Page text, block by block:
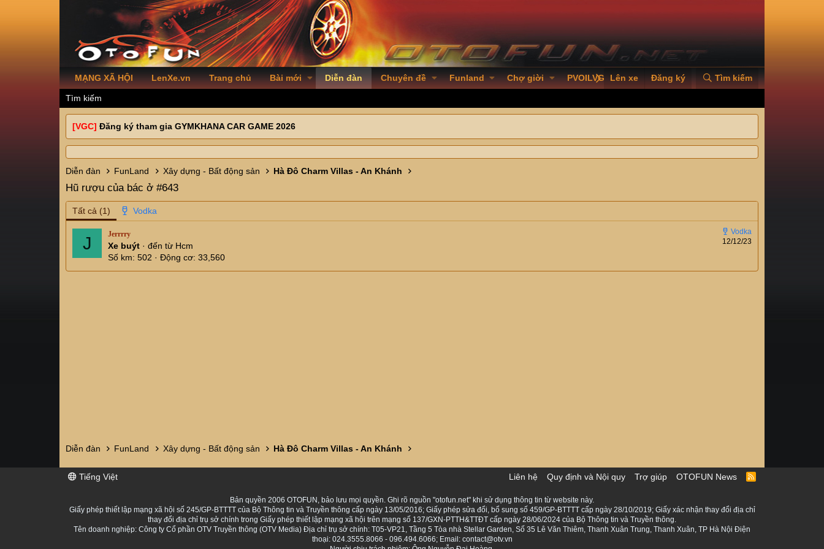
MẠNG XÃ HỘI LenXe.vn Trang chủ Bài mới Diễn đàn Chuyên đề Funland Chợ giời PVOILVGC2026
Lên xe Đăng ký Tìm kiếm
Tìm kiếm
[VGC] Đăng ký tham gia GYMKHANA CAR GAME 2026
Diễn đàn FunLand Xây dựng - Bất động sản Hà Đô Charm Villas - An Khánh
Hũ rượu của bác ở #643
Tất cả (1)
J 12/12/23
Jerrrry
Xe buýt · đến từ Hcm
Số km 502 Động cơ 33,560
Diễn đàn FunLand Xây dựng - Bất động sản Hà Đô Charm Villas - An Khánh
Tiếng Việt Liên hệ Quy định và Nội quy Trợ giúp OTOFUN News
R
Bản quyền 2006 OTOFUN, bảo lưu mọi quyền. Ghi rõ nguồn "otofun.net" khi sử dụng thông tin từ website này.
Giấy phép thiết lập mạng xã hội số 245/GP-BTTTT của Bộ Thông tin và Truyền thông cấp ngày 13/05/2016; Giấy phép sửa đổi, bổ sung số 459/GP-BTTTT cấp ngày 28/10/2019; Giấy xác nhận thay đổi địa chỉ
thay đổi địa chỉ trụ sở chính trong Giấy phép thiết lập mạng xã hội trên mạng số 137/GXN-PTTH&TTĐT cấp ngày 28/06/2024 của Bộ Thông tin và Truyền thông.
Tên doanh nghiệp: Công ty Cổ phần OTV Truyền thông (OTV Media) Địa chỉ trụ sở chính: T05-VP21, Tầng 5 Tòa nhà Stellar Garden, Số 35 Lê Văn Thiêm, Thanh Xuân Trung, Thanh Xuân, TP Hà Nội Điện
thoại: 024.3555.8066 - 096.494.6066; Email: contact@otv.vn